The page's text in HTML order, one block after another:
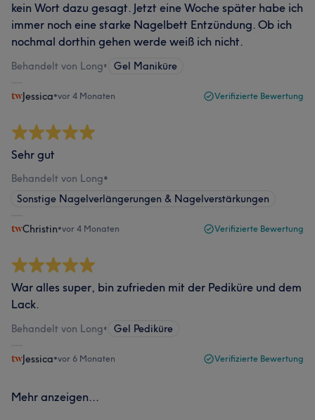
kein Wort dazu gesagt. Jetzt eine Woche später habe ich
immer noch eine starke Nagelbett Entzündung. Ob ich
nochmal dorthin gehen werde weiß ich nicht.
Behandelt von Long• Gel Maniküre
Jessica•vor 4 Monaten Verifizierte Bewertung
Sehr gut
Behandelt von Long•
Sonstige Nagelverlängerungen & Nagelverstärkungen
Christin•vor 4 Monaten Verifizierte Bewertung
War alles super, bin zufrieden mit der Pediküre und dem
Lack.
Behandelt von Long• Gel Pediküre
Jessica•vor 6 Monaten Verifizierte Bewertung
Mehr anzeigen...